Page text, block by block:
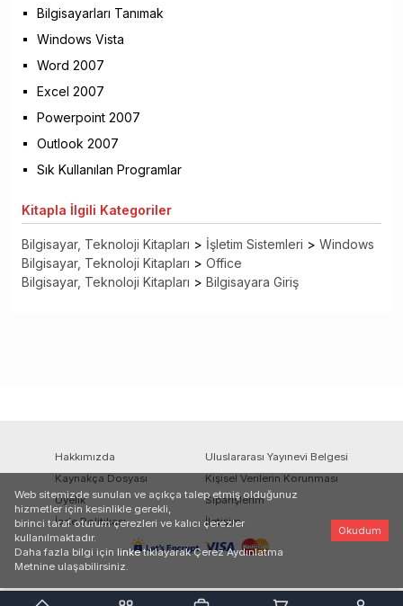
Bilgisayarları Tanımak
Windows Vista
Word 2007
Excel 2007
Powerpoint 2007
Outlook 2007
Sık Kullanılan Programlar
Kitapla İlgili Kategoriler
Bilgisayar, Teknoloji Kitapları > İşletim Sistemleri > Windows
Bilgisayar, Teknoloji Kitapları > Office
Bilgisayar, Teknoloji Kitapları > Bilgisayara Giriş
Hakkımızda
Uluslararası Yayınevi Belgesi
Kaynakça Dosyası
Kişisel Verilerin Korunması
Üyelik
Siparişlerim
İade Politikası
İletişim
Web sitemizde sunulan ve açıkça talep etmiş olduğunuz
hizmetler için kesinlikle gerekli,
birinci taraf oturum çerezleri ve kalıcı çerezler
kullanılmaktadır.
Daha fazla bilgi için linke tıklayarak Çerez Aydınlatma
Metnine ulaşabilirsiniz.
Okudum